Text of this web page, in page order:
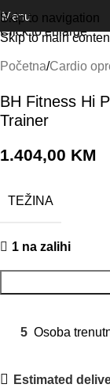
Skip to navigation
Skip to main
Outlet
Menu
Click to enlarge
Početna Cardio
BH Fitness Hi
Trainer
1.404,00 KM
TEŽINA
1 na zalihi
5 Osoba
Estimated